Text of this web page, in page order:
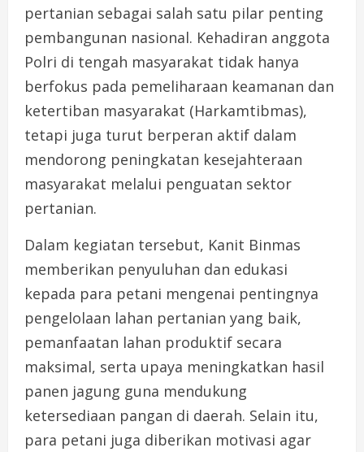
pertanian sebagai salah satu pilar penting
pembangunan nasional. Kehadiran anggota
Polri di tengah masyarakat tidak hanya
berfokus pada pemeliharaan keamanan dan
ketertiban masyarakat (Harkamtibmas),
tetapi juga turut berperan aktif dalam
mendorong peningkatan kesejahteraan
masyarakat melalui penguatan sektor
pertanian.
Dalam kegiatan tersebut, Kanit Binmas
memberikan penyuluhan dan edukasi
kepada para petani mengenai pentingnya
pengelolaan lahan pertanian yang baik,
pemanfaatan lahan produktif secara
maksimal, serta upaya meningkatkan hasil
panen jagung guna mendukung
ketersediaan pangan di daerah. Selain itu,
para petani juga diberikan motivasi agar